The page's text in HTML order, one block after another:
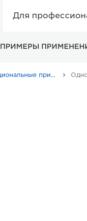
Для
ПРИМЕРЫ
Однофункциональные принтеры - Canon Россия